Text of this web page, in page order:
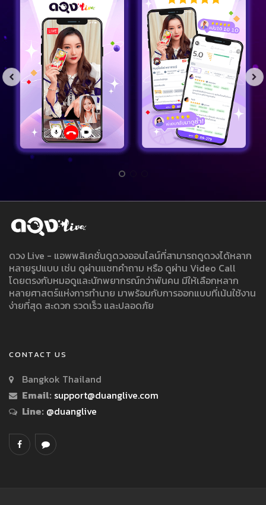
ดวง Live - แอพพลิเคชั่นดูดวงออนไลน์ที่สามารถดูดวงได้หลาก
หลายรูปแบบ เช่น ดูผ่านแชทคำถาม หรือ ดูผ่าน Video Call
โดยตรงกับหมอดูและนักพยากรณ์กว่าพันคน มีให้เลือกหลาก
หลายศาสตร์แห่งการทำนาย มาพร้อมกับการออกแบบที่เน้นใช้งาน
ง่ายที่สุด สะดวก รวดเร็ว และปลอดภัย
CONTACT US
Bangkok Thailand
Email: support@duanglive.com
Line: @duanglive